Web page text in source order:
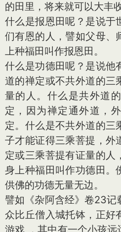
的田里，将来就可以大丰收
什么是报恩田呢？是说于
们有恩的人，譬如父母、
上种福田叫作报恩田。
什么是功德田呢？是说他
道的禅定或不共外道的三
量的人。什么是共外道
定，因为禅定通外道，
定。什么是不共外道的三
子才能证得三乘菩提，外
定或三乘菩提有证量的人
身上种福田叫作功德田。
供佛的功德无量无边。
譬如《杂阿含经》卷23记
众比丘僧入城托钵，正好
游戏 ，其中有一个小孩